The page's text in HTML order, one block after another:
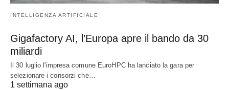
INTELLIGENZA ARTIFICIALE
Gigafactory AI, l’Europa apre il bando da 30
miliardi
Il 30 luglio l'impresa comune EuroHPC ha lanciato la gara per
selezionare i consorzi che…
1 settimana ago